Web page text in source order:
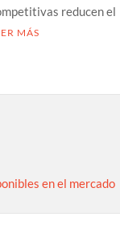
reducen el
MÁS